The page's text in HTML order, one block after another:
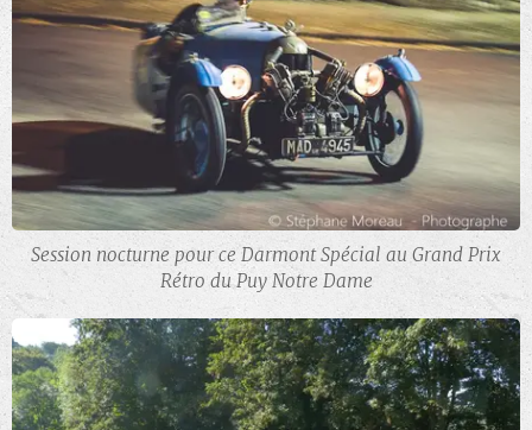
Session nocturne pour ce Darmont Spécial au Grand Prix
Rétro du Puy Notre Dame